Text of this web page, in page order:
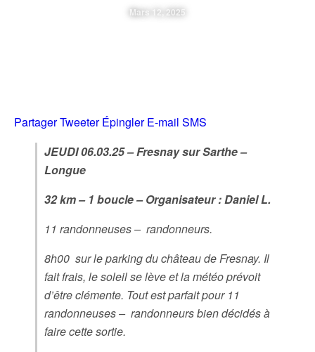
Mars 12, 2025
PartagerTweeter Épingler E-mail SMS
JEUDI 06.03.25 – Fresnay sur Sarthe –
Longue
32 km – 1 boucle – Organisateur : Daniel L.
11 randonneuses – randonneurs.
8h00 sur le parking du château de Fresnay. Il
fait frais, le soleil se lève et la météo prévoit
d’être clémente. Tout est parfait pour 11
randonneuses – randonneurs bien décidés à
faire cette sortie.